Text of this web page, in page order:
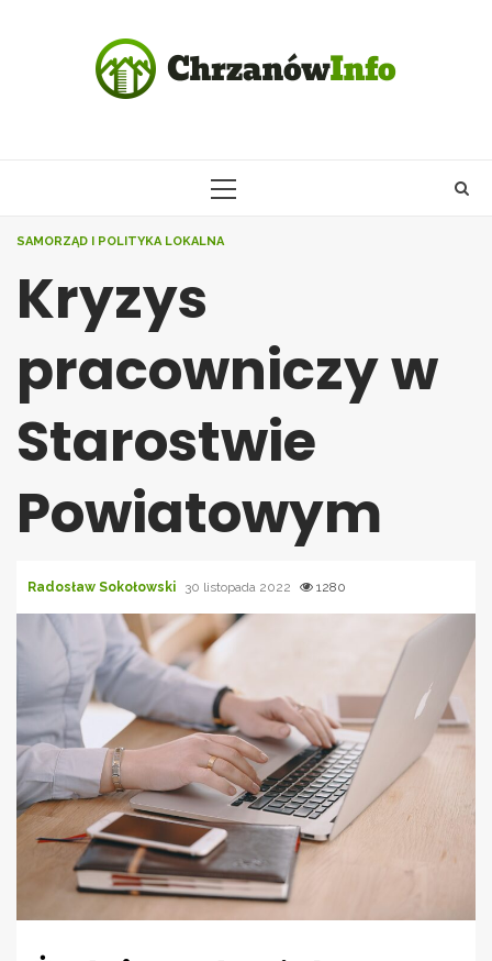
PRIMARY
SAMORZĄD I POLITYKA LOKALNA
Kryzys
pracowniczy w
Starostwie
Powiatowym
Radosław Sokołowski 30 listopada 2022 1280